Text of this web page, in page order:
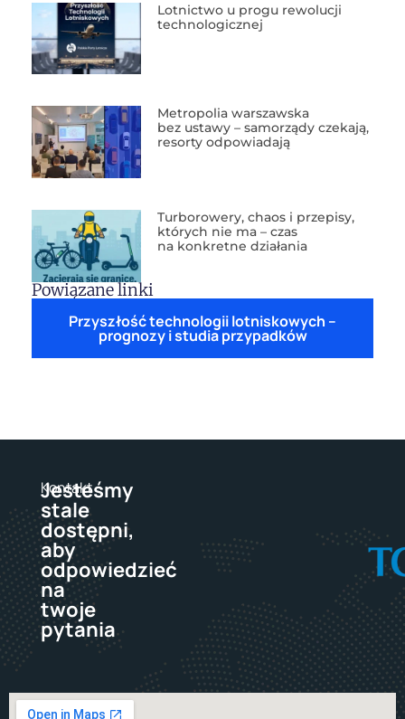
Lotnictwo u progu rewolucji
technologicznej
Metropolia warszawska
bez ustawy – samorządy czekają,
resorty odpowiadają
Turborowery, chaos i przepisy,
których nie ma – czas
na konkretne działania
Powiązane linki
Przyszłość technologii lotniskowych –
prognozy i studia przypadków
Kontakt
Jesteśmy
stale
dostępni,
aby
odpowiedzieć
na
twoje
pytania